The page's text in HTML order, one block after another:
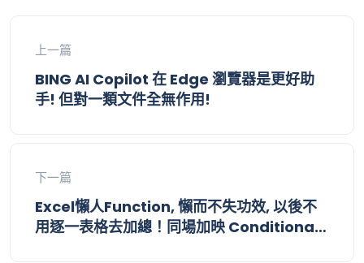
上一篇
BING AI Copilot 在 Edge 瀏覽器是更好助
手! 但對一類文件全無作用!
下一篇
Excel懶人Function, 懶而不失功效, 以後不
用逐一表格去加總！同場加映 Conditional